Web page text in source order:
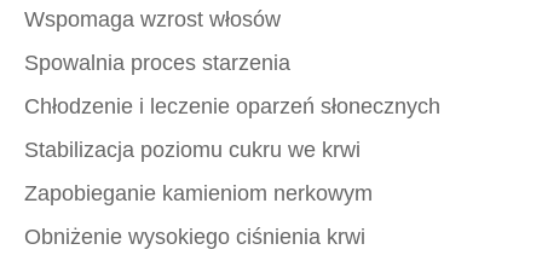
Wspomaga wzrost włosów
Spowalnia proces starzenia
Chłodzenie i leczenie oparzeń słonecznych
Stabilizacja poziomu cukru we krwi
Zapobieganie kamieniom nerkowym
Obniżenie wysokiego ciśnienia krwi